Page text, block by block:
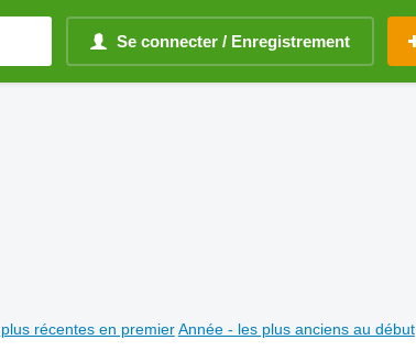
Se connecter / Enregistrement
récentes en premier Année - les plus anciens au début